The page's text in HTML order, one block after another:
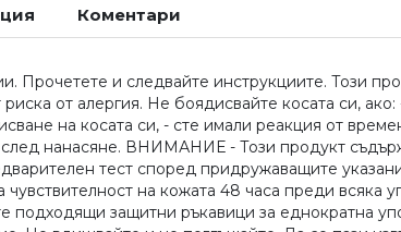
Прочетете и следвайте инструкциите. Този
от алергия. Не боядисвайте косата си,
на косата си, - сте имали реакция от
нанасяне. ВНИМАНИЕ - Този продукт
тест според придружаващите
на кожата 48 часа преди всяка
подходящи защитни ръкавици за еднократна
Коментари